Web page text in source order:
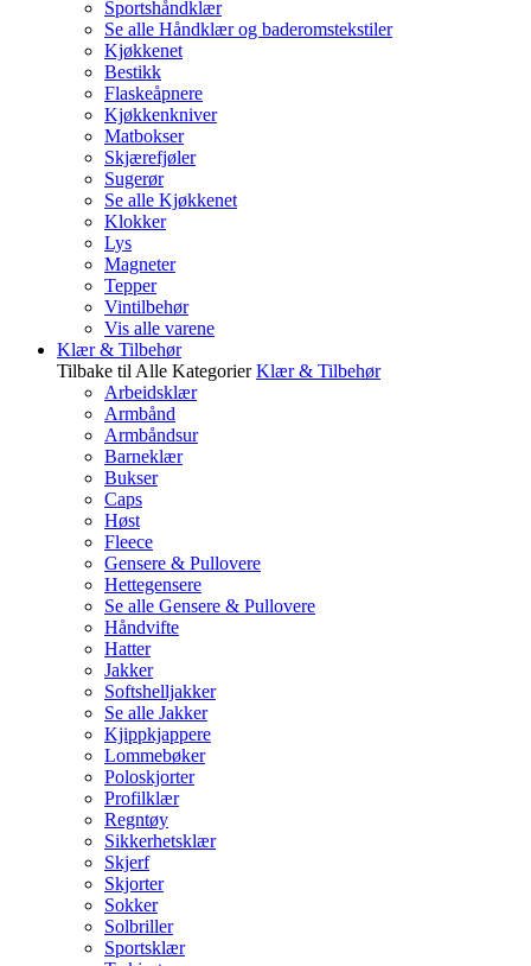
Sportshåndklær
Se alle Håndklær og baderomstekstiler
Kjøkkenet
Bestikk
Flaskeåpnere
Kjøkkenkniver
Matbokser
Skjærefjøler
Sugerør
Se alle Kjøkkenet
Klokker
Lys
Magneter
Tepper
Vintilbehør
Vis alle varene
Klær & Tilbehør
Tilbake til Alle Kategorier Klær & Tilbehør
Arbeidsklær
Armbånd
Armbåndsur
Barneklær
Bukser
Caps
Høst
Fleece
Gensere & Pullovere
Hettegensere
Se alle Gensere & Pullovere
Håndvifte
Hatter
Jakker
Softshelljakker
Se alle Jakker
Kjippkjappere
Lommebøker
Poloskjorter
Profilklær
Regntøy
Sikkerhetsklær
Skjerf
Skjorter
Sokker
Solbriller
Sportsklær